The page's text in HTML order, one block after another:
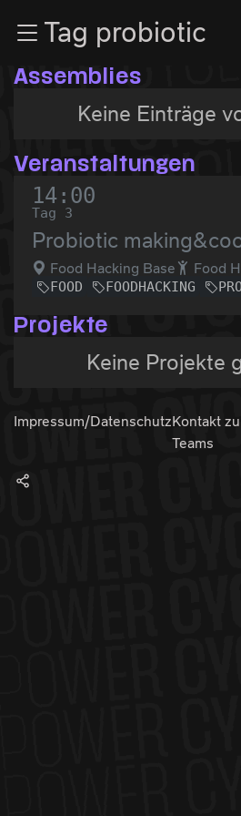
Zum InhaltTag probiotic
Assemblies
Keine Einträge
Veranstaltungen
14:00
Tag 3
Probiotic
Food Hacking Base Food
FOOD FOODHACKING
Projekte
Keine Projekte
Impressum/DatenschutzKontakt
Teams